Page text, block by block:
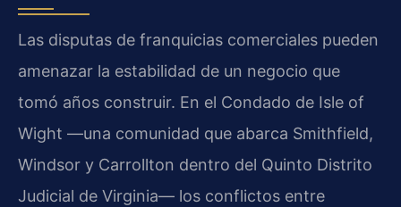
Las disputas de franquicias comerciales pueden
amenazar la estabilidad de un negocio que
tomó años construir. En el Condado de Isle of
Wight —una comunidad que abarca Smithfield,
Windsor y Carrollton dentro del Quinto Distrito
Judicial de Virginia— los conflictos entre